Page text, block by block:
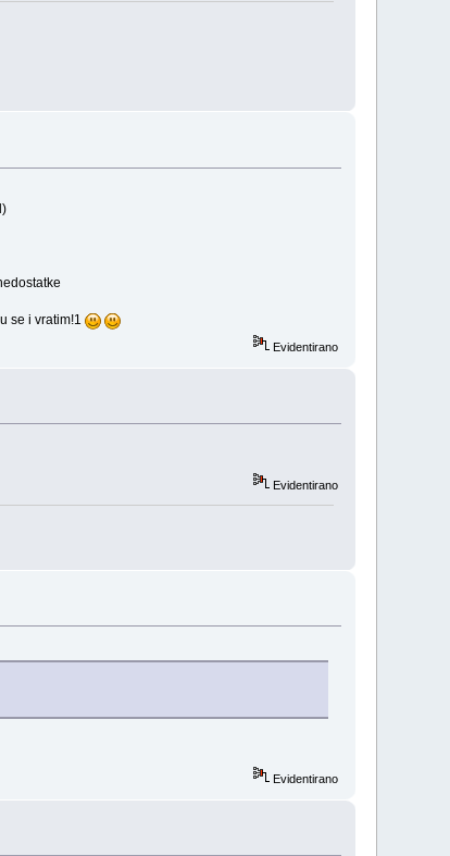
se i vratim!1
Evidentirano
Evidentirano
Evidentirano